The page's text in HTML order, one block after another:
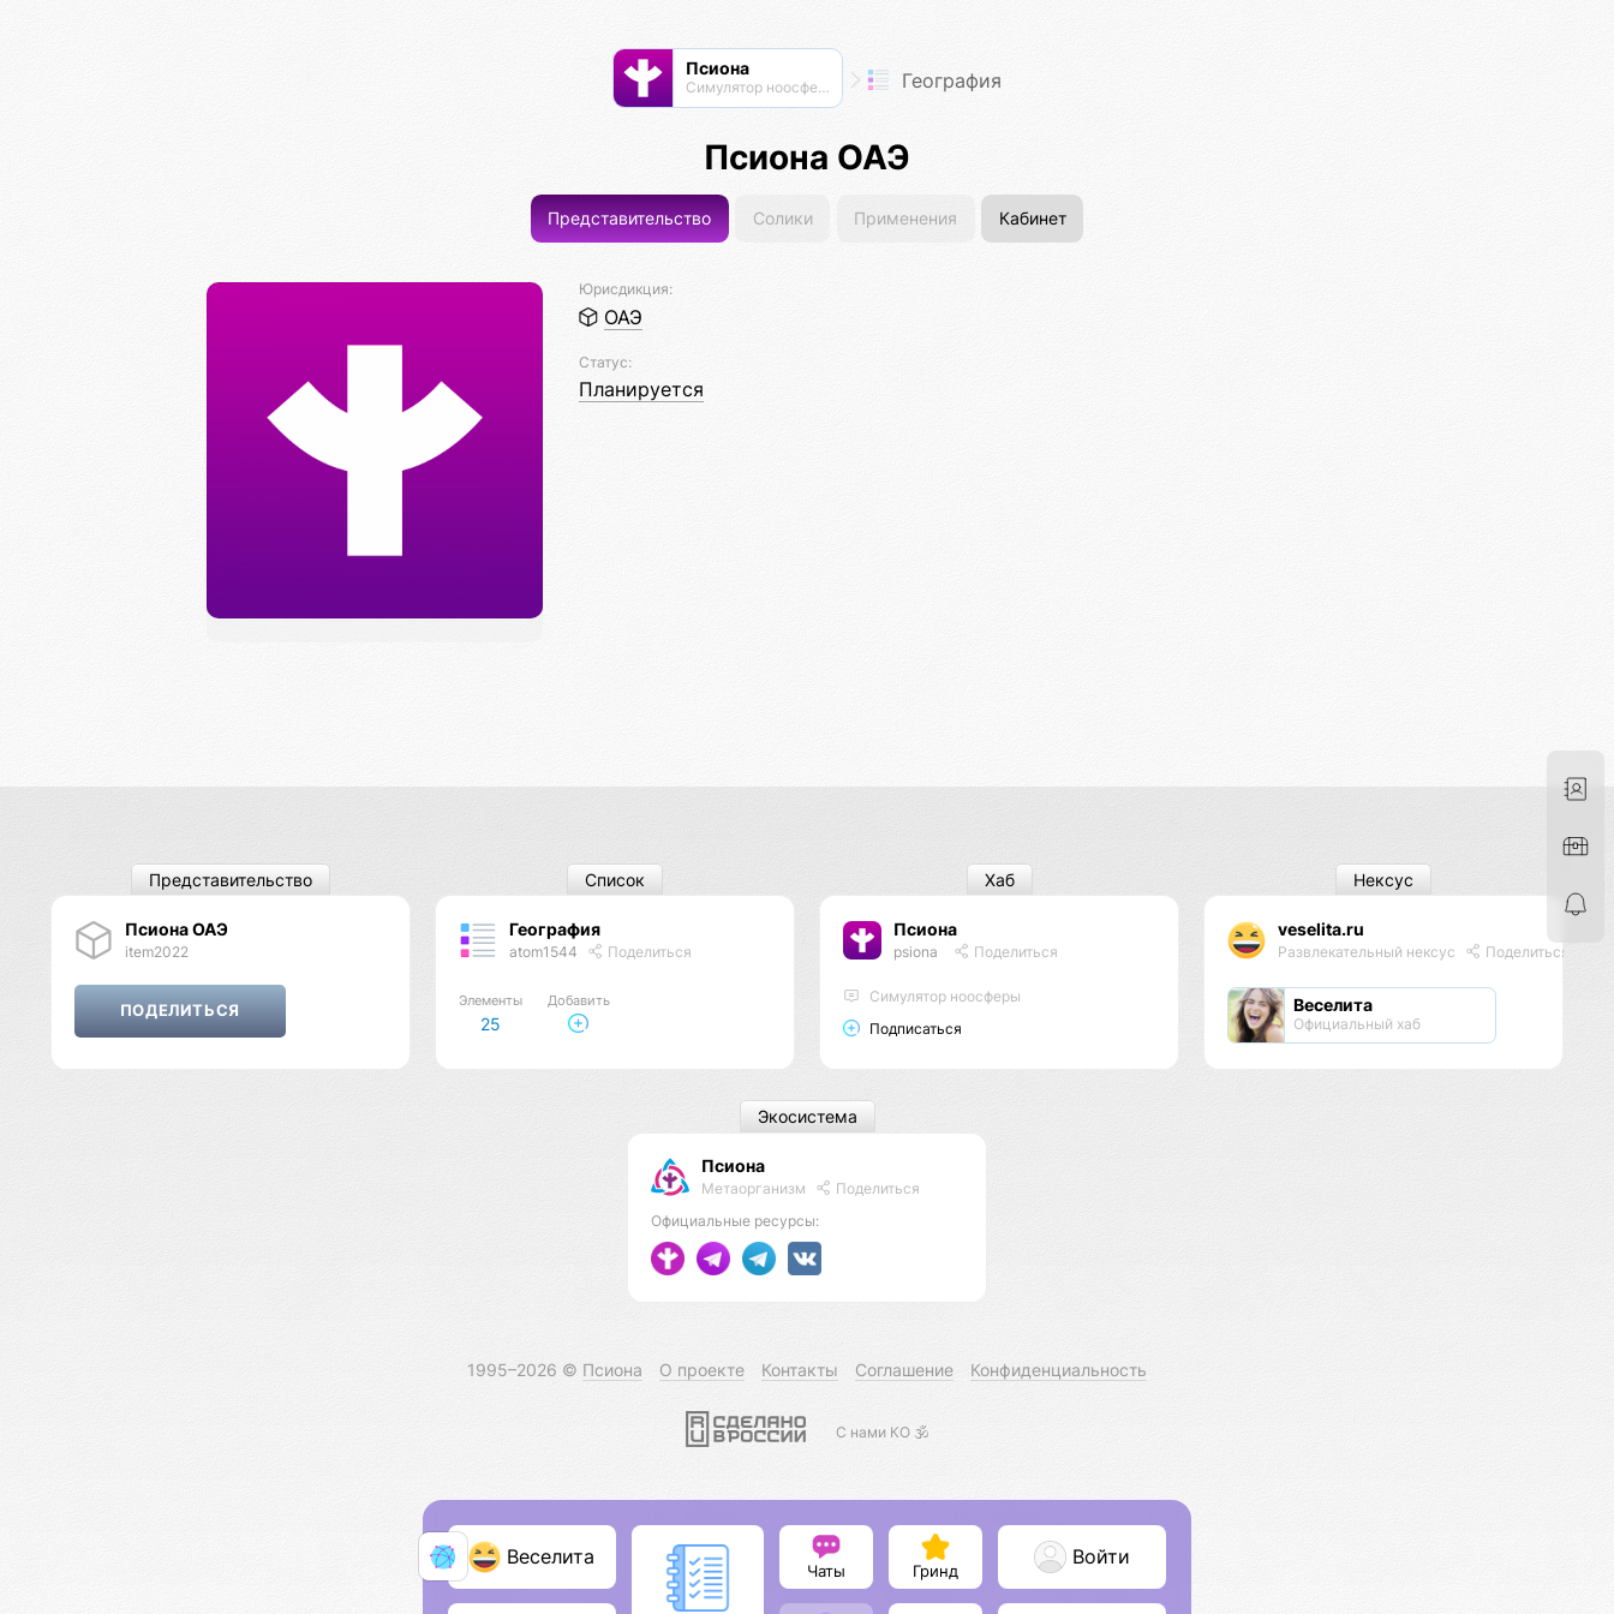
Псиона
Cимулятор ноосферы География
Псиона ОАЭ
Представительство Солики Применения Кабинет
Юрисдикция:
ОАЭ
Статус:
Планируется
Псиона ОАЭ
item2022
Представительство
География
atom1544 Поделиться
Элементы
25
Добавить
Список
Псиона
psiona Поделиться
Cимулятор ноосферы
Подписаться
Хаб
veselita.ru
Развлекательный нексус Поделиться
Веселита
Официальный хаб
Нексус
Псиона
Метаорганизм
Поделиться
Официальные ресурсы:
Экосистема
1995–2026 © Псиона О проекте Контакты Соглашение Конфиденциальность
С нами КО 🕉️
Веселита
Чаты Гринд
Войти